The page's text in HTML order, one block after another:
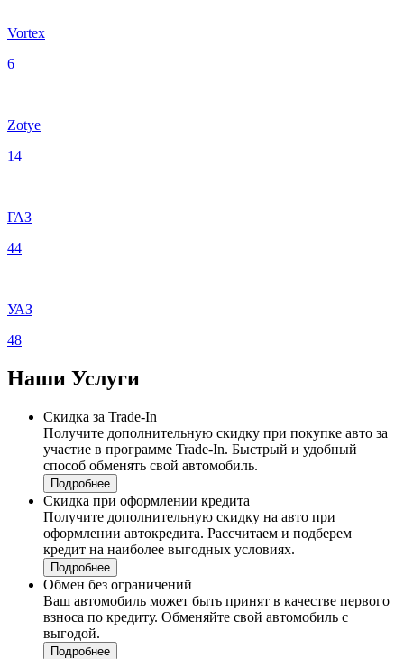
Vortex
6
Zotye
14
ГАЗ
44
УАЗ
48
Наши Услуги
Скидка за Trade-In
Получите дополнительную скидку при покупке авто за
участие в программе Trade-In. Быстрый и удобный
способ обменять свой автомобиль.
Подробнее
Скидка при оформлении кредита
Получите дополнительную скидку на авто при
оформлении автокредита. Рассчитаем и подберем
кредит на наиболее выгодных условиях.
Подробнее
Обмен без ограничений
Ваш автомобиль может быть принят в качестве первого
взноса по кредиту. Обменяйте свой автомобиль с
выгодой.
Подробнее